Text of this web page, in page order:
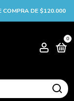
COMPRA DE $120.000
0